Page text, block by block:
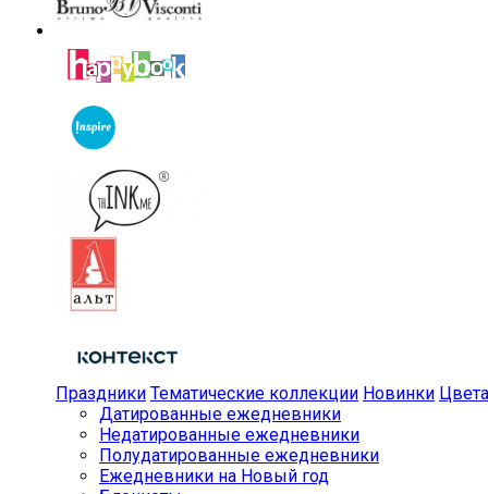
Праздники Тематические коллекции Новинки Цвета
Датированные ежедневники
Недатированные ежедневники
Полудатированные ежедневники
Ежедневники на Новый год